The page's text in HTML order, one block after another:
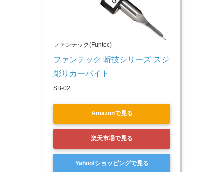
ファンテック(Funtec)
ファンテック 斬技シリーズ スジ
彫りカーバイト
SB-02
Amazonで見る
楽天市場で見る
Yahoo!ショッピングで見る